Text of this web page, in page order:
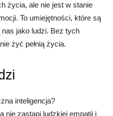
życia, ale nie jest w stanie
To umiejętności, które są
nas jako ludzi. Bez tych
żyć pełnią życia.
inteligencja?
nie zastąpi ludzkiej empatii i